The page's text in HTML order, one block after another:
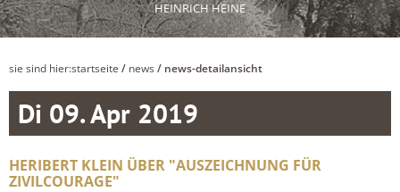
HEINRICH HEINE
sie sind hier:startseite / news/ news-detailansicht
Di 09. Apr 2019
HERIBERT KLEIN ÜBER "AUSZEICHNUNG FÜR
ZIVILCOURAGE"